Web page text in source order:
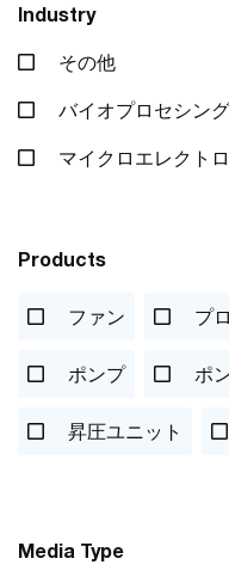
Industry
その他
バイオプロセシング
マイクロエレクト
Products
ファン プ
ポンプ ポ
昇圧ユニット
Media Type